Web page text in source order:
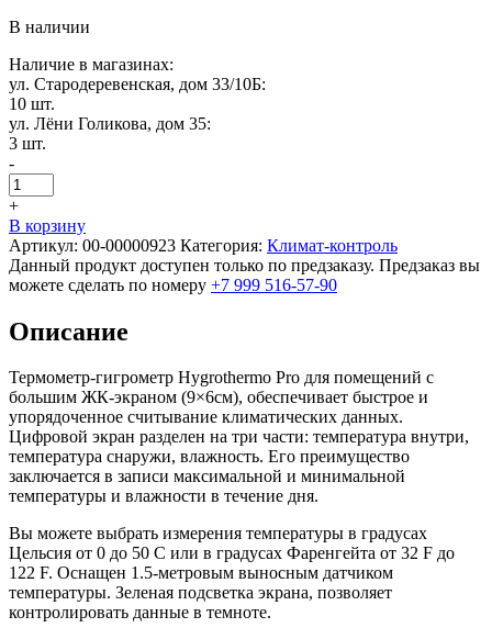
В наличии
Наличие в магазинах:
ул. Стародеревенская, дом 33/10Б:
10 шт.
ул. Лёни Голикова, дом 35:
3 шт.
-
+
В корзину
Артикул: 00-00000923 Категория: Климат-контроль
Данный продукт доступен только по предзаказу. Предзаказ вы
можете сделать по номеру +7 999 516-57-90
Описание
Термометр-гигрометр Hygrothermo Pro для помещений с
большим ЖК-экраном (9×6см), обеспечивает быстрое и
упорядоченное считывание климатических данных.
Цифровой экран разделен на три части: температура внутри,
температура снаружи, влажность. Его преимущество
заключается в записи максимальной и минимальной
температуры и влажности в течение дня.
Вы можете выбрать измерения температуры в градусах
Цельсия от 0 до 50 C или в градусах Фаренгейта от 32 F до
122 F. Оснащен 1.5-метровым выносным датчиком
температуры. Зеленая подсветка экрана, позволяет
контролировать данные в темноте.